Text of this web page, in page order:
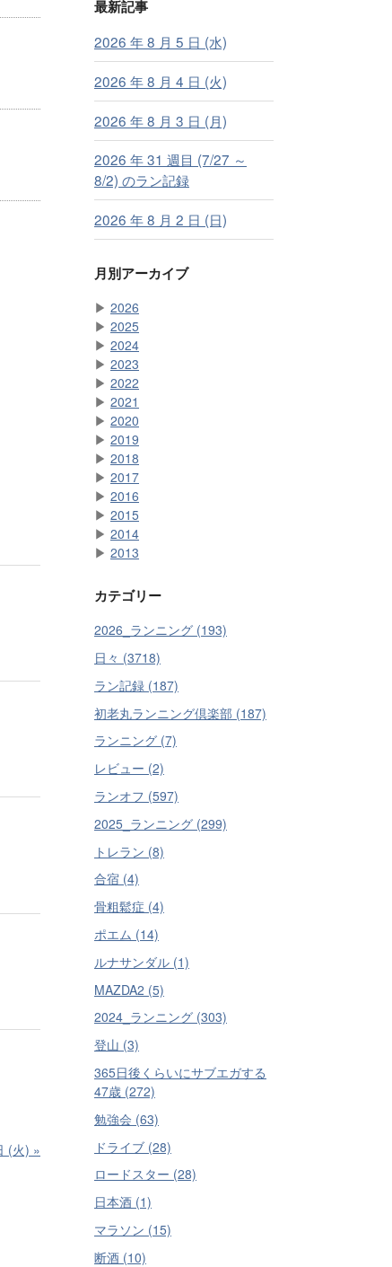
(火) »
最新記事
2026 年 8 月 5 日 (水)
2026 年 8 月 4 日 (火)
2026 年 8 月 3 日 (月)
2026 年 31 週目 (7/27 ～
8/2) のラン記録
2026 年 8 月 2 日 (日)
月別アーカイブ
▶ 2026
▶ 2025
▶ 2024
▶ 2023
▶ 2022
▶ 2021
▶ 2020
▶ 2019
▶ 2018
▶ 2017
▶ 2016
▶ 2015
▶ 2014
▶ 2013
カテゴリー
2026_ランニング (193)
日々 (3718)
ラン記録 (187)
初老丸ランニング倶楽部 (187)
ランニング (7)
レビュー (2)
ランオフ (597)
2025_ランニング (299)
トレラン (8)
合宿 (4)
骨粗鬆症 (4)
ポエム (14)
ルナサンダル (1)
MAZDA2 (5)
2024_ランニング (303)
登山 (3)
365日後くらいにサブエガする
47歳 (272)
勉強会 (63)
ドライブ (28)
ロードスター (28)
日本酒 (1)
マラソン (15)
断酒 (10)